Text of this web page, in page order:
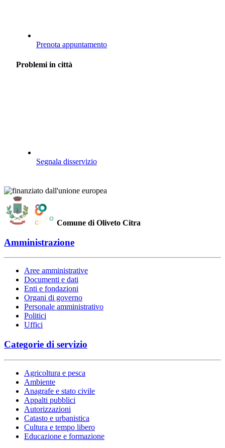
Prenota appuntamento
Problemi in città
Segnala disservizio
Comune di Oliveto Citra
Amministrazione
Aree amministrative
Documenti e dati
Enti e fondazioni
Organi di governo
Personale amministrativo
Politici
Uffici
Categorie di servizio
Agricoltura e pesca
Ambiente
Anagrafe e stato civile
Appalti pubblici
Autorizzazioni
Catasto e urbanistica
Cultura e tempo libero
Educazione e formazione